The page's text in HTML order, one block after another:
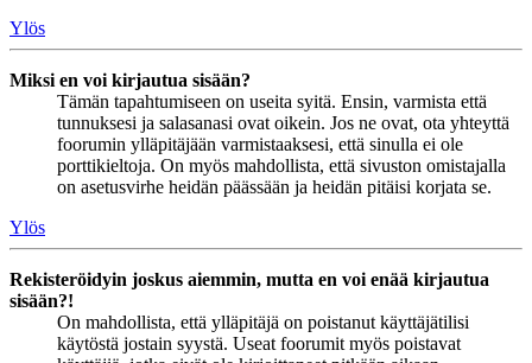
Ylös
Miksi en voi kirjautua sisään?
Tämän tapahtumiseen on useita syitä. Ensin, varmista että
tunnuksesi ja salasanasi ovat oikein. Jos ne ovat, ota yhteyttä
foorumin ylläpitäjään varmistaaksesi, että sinulla ei ole
porttikieltoja. On myös mahdollista, että sivuston omistajalla
on asetusvirhe heidän päässään ja heidän pitäisi korjata se.
Ylös
Rekisteröidyin joskus aiemmin, mutta en voi enää kirjautua
sisään?!
On mahdollista, että ylläpitäjä on poistanut käyttäjätilisi
käytöstä jostain syystä. Useat foorumit myös poistavat